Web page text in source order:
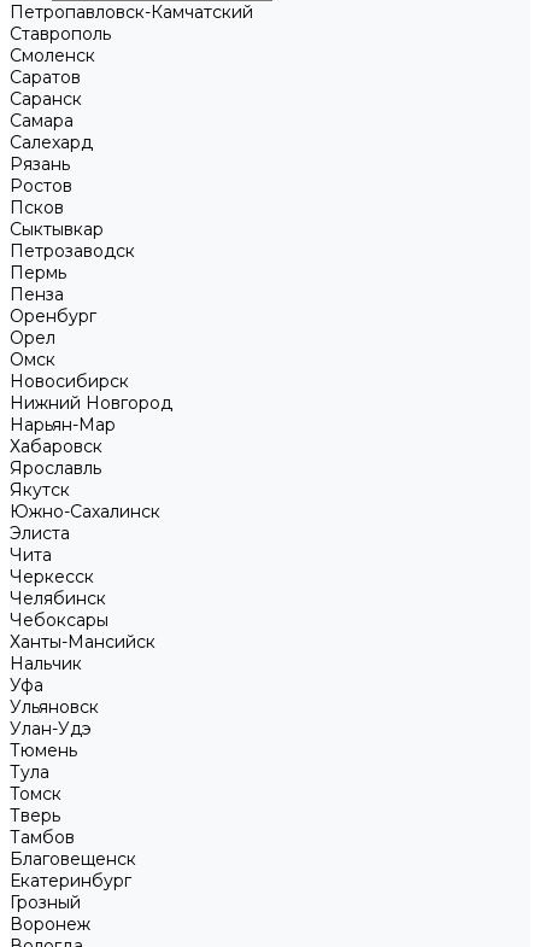
Петропавловск-Камчатский
Ставрополь
Смоленск
Саратов
Саранск
Самара
Салехард
Рязань
Ростов
Псков
Сыктывкар
Петрозаводск
Пермь
Пенза
Оренбург
Орел
Омск
Новосибирск
Нижний Новгород
Нарьян-Мар
Хабаровск
Ярославль
Якутск
Южно-Сахалинск
Элиста
Чита
Черкесск
Челябинск
Чебоксары
Ханты-Мансийск
Нальчик
Уфа
Ульяновск
Улан-Удэ
Тюмень
Тула
Томск
Тверь
Тамбов
Благовещенск
Екатеринбург
Грозный
Воронеж